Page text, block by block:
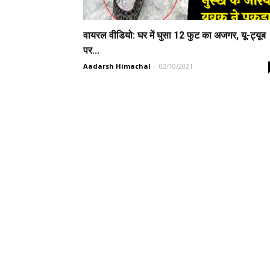
वायरल वीडियो: घर में घुसा 12 फुट का अजगर, यू-ट्यूब
पर...
Aadarsh Himachal - 02/10/2021